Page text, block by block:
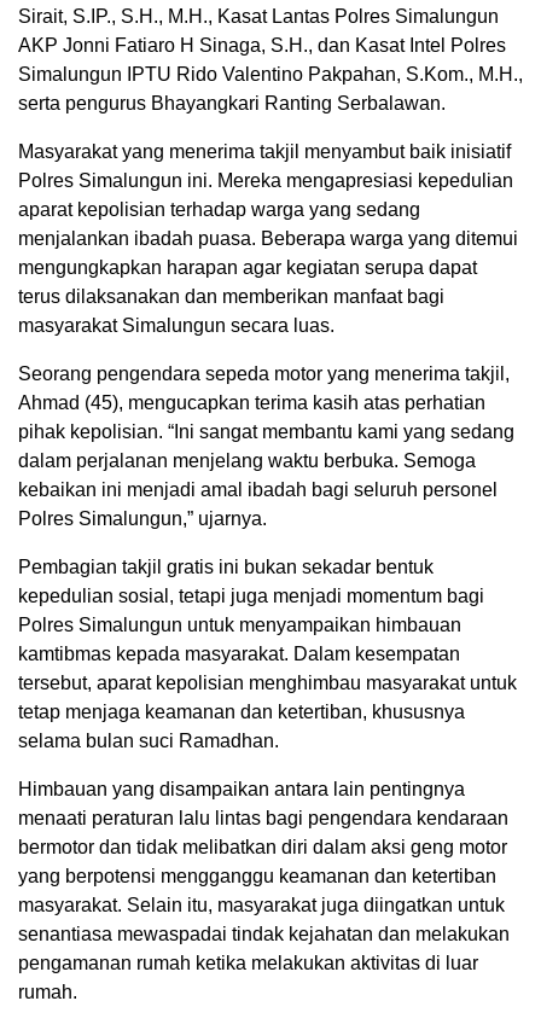
Sirait, S.IP., S.H., M.H., Kasat Lantas Polres Simalungun
AKP Jonni Fatiaro H Sinaga, S.H., dan Kasat Intel Polres
Simalungun IPTU Rido Valentino Pakpahan, S.Kom., M.H.,
serta pengurus Bhayangkari Ranting Serbalawan.
Masyarakat yang menerima takjil menyambut baik inisiatif
Polres Simalungun ini. Mereka mengapresiasi kepedulian
aparat kepolisian terhadap warga yang sedang
menjalankan ibadah puasa. Beberapa warga yang ditemui
mengungkapkan harapan agar kegiatan serupa dapat
terus dilaksanakan dan memberikan manfaat bagi
masyarakat Simalungun secara luas.
Seorang pengendara sepeda motor yang menerima takjil,
Ahmad (45), mengucapkan terima kasih atas perhatian
pihak kepolisian. “Ini sangat membantu kami yang sedang
dalam perjalanan menjelang waktu berbuka. Semoga
kebaikan ini menjadi amal ibadah bagi seluruh personel
Polres Simalungun,” ujarnya.
Pembagian takjil gratis ini bukan sekadar bentuk
kepedulian sosial, tetapi juga menjadi momentum bagi
Polres Simalungun untuk menyampaikan himbauan
kamtibmas kepada masyarakat. Dalam kesempatan
tersebut, aparat kepolisian menghimbau masyarakat untuk
tetap menjaga keamanan dan ketertiban, khususnya
selama bulan suci Ramadhan.
Himbauan yang disampaikan antara lain pentingnya
menaati peraturan lalu lintas bagi pengendara kendaraan
bermotor dan tidak melibatkan diri dalam aksi geng motor
yang berpotensi mengganggu keamanan dan ketertiban
masyarakat. Selain itu, masyarakat juga diingatkan untuk
senantiasa mewaspadai tindak kejahatan dan melakukan
pengamanan rumah ketika melakukan aktivitas di luar
rumah.